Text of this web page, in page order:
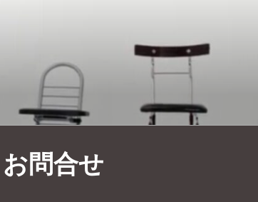
お問合せ